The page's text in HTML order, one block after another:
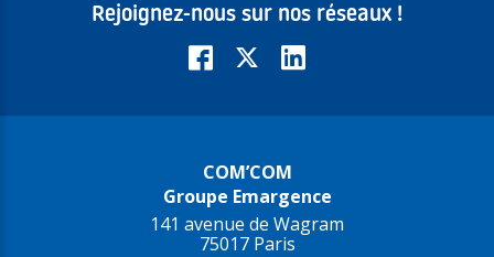
Rejoignez-nous sur nos réseaux !
COM’COM
Groupe Emargence
141 avenue de Wagram
75017 Paris